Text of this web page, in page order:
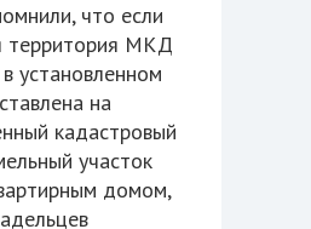
что если
территория МКД
установленном
на
кадастровый
участок
домом,